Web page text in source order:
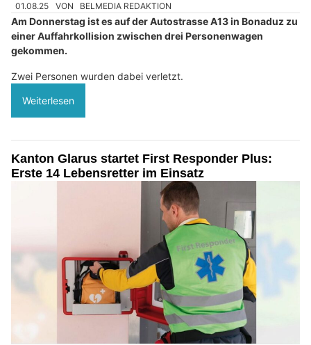
01.08.25 VON BELMEDIA REDAKTION
Am Donnerstag ist es auf der Autostrasse A13 in Bonaduz zu
einer Auffahrkollision zwischen drei Personenwagen
gekommen.
Zwei Personen wurden dabei verletzt.
Weiterlesen
Kanton Glarus startet First Responder Plus:
Erste 14 Lebensretter im Einsatz